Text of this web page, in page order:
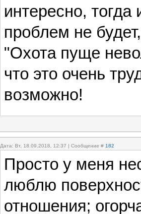
интересно,
проблем не
"Охота пуще
что это очень
возможно!
Дата: Вт, 18.09.2018, 12:37 | Сообщение # 182
Просто у меня
люблю
отношения;